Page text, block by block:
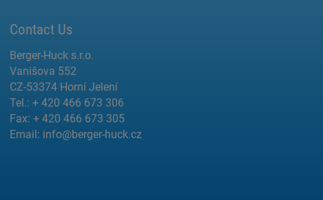
Contact Us
Berger-Huck s.r.o.
Vanišova 552
CZ-53374 Horní Jelení
Tel.: + 420 466 673 306
Fax: + 420 466 673 305
Email: info@berger-huck.cz